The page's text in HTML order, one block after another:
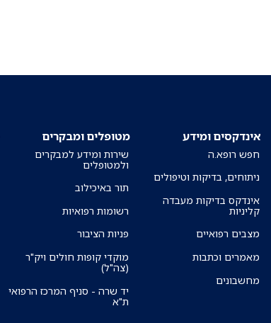
אינדקסים ומידע
חפש רופא.ה
ניתוחים, בדיקות וטיפולים
אינדקס בדיקות מעבדה
קליניות
מצבים רפואיים
מאמרים וכתבות
מחשבונים
מטופלים ומבקרים
שירות ומידע למבקרים
ולמטופלים
תור באיכילוב
רשומות רפואיות
פניות הציבור
מוקדי קופות חולים ויק"ר
(צה"ל)
יד שרה - סניף המרכז הרפואי
ת"א